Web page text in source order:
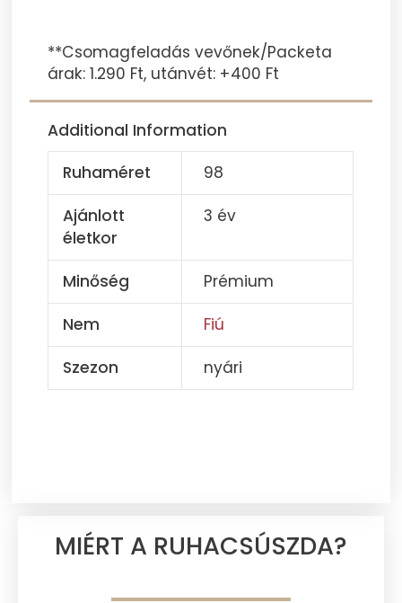
**Csomagfeladás vevőnek/Packeta
árak: 1.290 Ft, utánvét: +400 Ft
Additional Information
Ruhaméret
98
Ajánlott
életkor
3 év
Minőség
Prémium
Nem
Fiú
Szezon
nyári
MIÉRT A RUHACSÚSZDA?